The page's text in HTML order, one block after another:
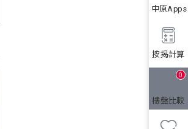
樓盤比較
0
按揭計算
中原Apps